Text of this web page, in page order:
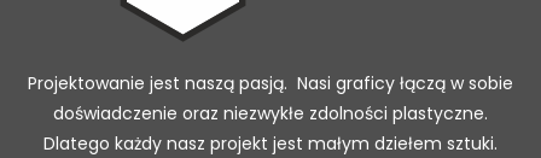
Projektowanie jest naszą pasją. Nasi graficy łączą w sobie
doświadczenie oraz niezwykłe zdolności plastyczne.
Dlatego każdy nasz projekt jest małym dziełem sztuki.